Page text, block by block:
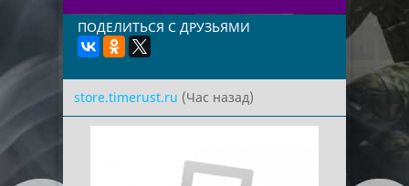
ПОДЕЛИТЬСЯ С ДРУЗЬЯМИ
store.timerust.ru (Час назад)